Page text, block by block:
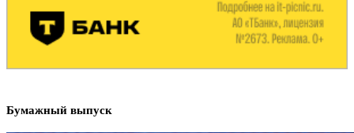
Бумажный выпуск